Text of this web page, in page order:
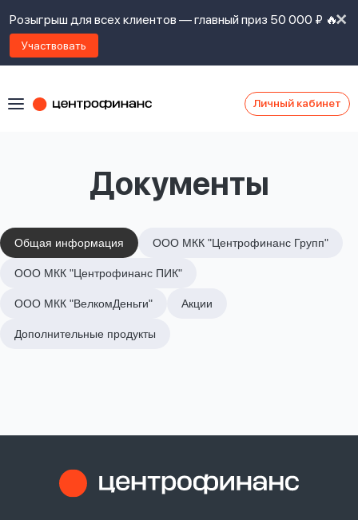
Розыгрыш для всех клиентов — главный приз 50 000 ₽ 🔥
Участвовать
Личный кабинет
Документы
Общая информация ООО МКК "Центрофинанс Групп"
ООО МКК "Центрофинанс ПИК"
ООО МКК "ВелкомДеньги" Акции
Дополнительные продукты
ознакомлен
предоставления
займов,
политикой
сайта,
согласие
обработку